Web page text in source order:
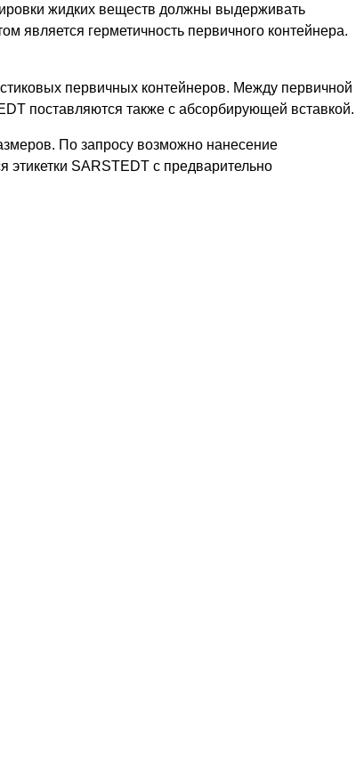
жидких веществ должны выдерживать
является герметичность первичного контейнера.
первичных контейнеров. Между первичной
поставляются также с абсорбирующей вставкой.
По запросу возможно нанесение
SARSTEDT с предварительно